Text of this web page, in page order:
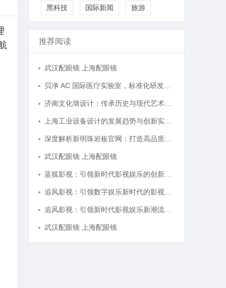
黑科技 国际新闻 旅游
推荐阅读
武汉配眼镜 上海配眼镜
武汉配眼镜 上海配眼镜
武汉配眼镜 上海配眼镜